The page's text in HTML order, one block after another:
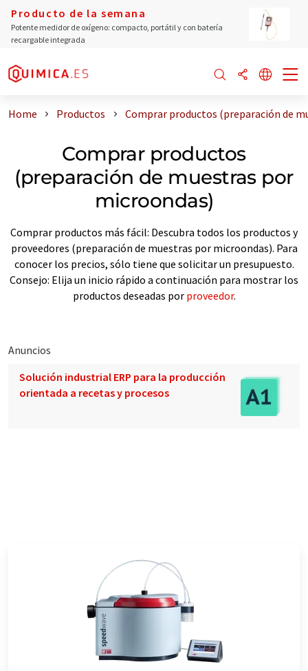
Producto de la semana
Potente medidor de oxígeno: compacto, portátil y con batería
recargable integrada
Home Productos Comprar productos (preparación de
Comprar productos
(preparación de muestras por
microondas)
Comprar productos más fácil: Descubra todos los productos y
proveedores (preparación de muestras por microondas). Para
conocer los precios, sólo tiene que solicitar un presupuesto.
Consejo: Elija un inicio rápido a continuación para mostrar los
productos deseadas por proveedor.
Anuncios
Solución industrial ERP para la producción
orientada a recetas y procesos